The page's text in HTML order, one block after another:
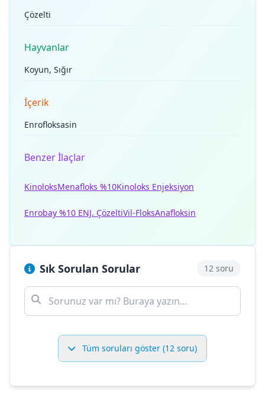
Çözelti
Hayvanlar
Koyun, Sığır
İçerik
Enrofloksasin
Benzer İlaçlar
KinoloksMenafloks %10Kinoloks Enjeksiyon
Enrobay %10 ENJ. ÇözeltiVil-FloksAnafloksin
Sık Sorulan Sorular 12 soru
Tüm soruları göster (12 soru)